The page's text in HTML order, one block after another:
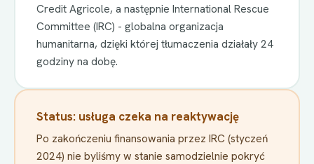
Credit Agricole, a następnie International Rescue
Committee (IRC) - globalna organizacja
humanitarna, dzięki której tłumaczenia działały 24
godziny na dobę.
Status: usługa czeka na reaktywację
Po zakończeniu finansowania przez IRC (styczeń
2024) nie byliśmy w stanie samodzielnie pokryć